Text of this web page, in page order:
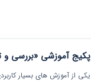
پکیج آموزشی «بررسی و
یکی از آموزش‏‏‏‏‏‏ های بسیار